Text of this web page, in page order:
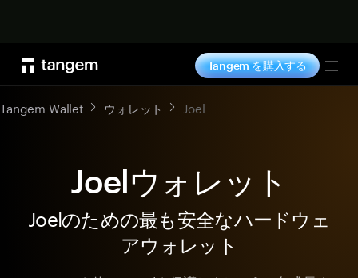
Tangem を購入する
Tangem Wallet ウォレット Joel
Joelウォレット
Joelのための最も安全なハードウェ
アウォレット